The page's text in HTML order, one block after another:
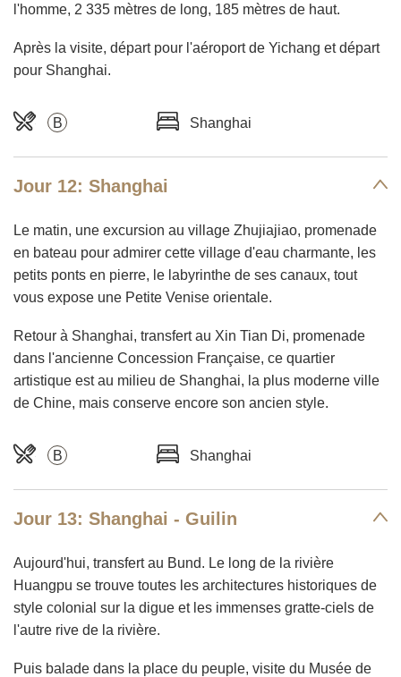
l'homme, 2 335 mètres de long, 185 mètres de haut.
Après la visite, départ pour l'aéroport de Yichang et départ
pour Shanghai.
B Shanghai
Jour 12: Shanghai
Le matin, une excursion au village Zhujiajiao, promenade
en bateau pour admirer cette village d'eau charmante, les
petits ponts en pierre, le labyrinthe de ses canaux, tout
vous expose une Petite Venise orientale.
Retour à Shanghai, transfert au Xin Tian Di, promenade
dans l'ancienne Concession Française, ce quartier
artistique est au milieu de Shanghai, la plus moderne ville
de Chine, mais conserve encore son ancien style.
B Shanghai
Jour 13: Shanghai - Guilin
Aujourd'hui, transfert au Bund. Le long de la rivière
Huangpu se trouve toutes les architectures historiques de
style colonial sur la digue et les immenses gratte-ciels de
l'autre rive de la rivière.
Puis balade dans la place du peuple, visite du Musée de